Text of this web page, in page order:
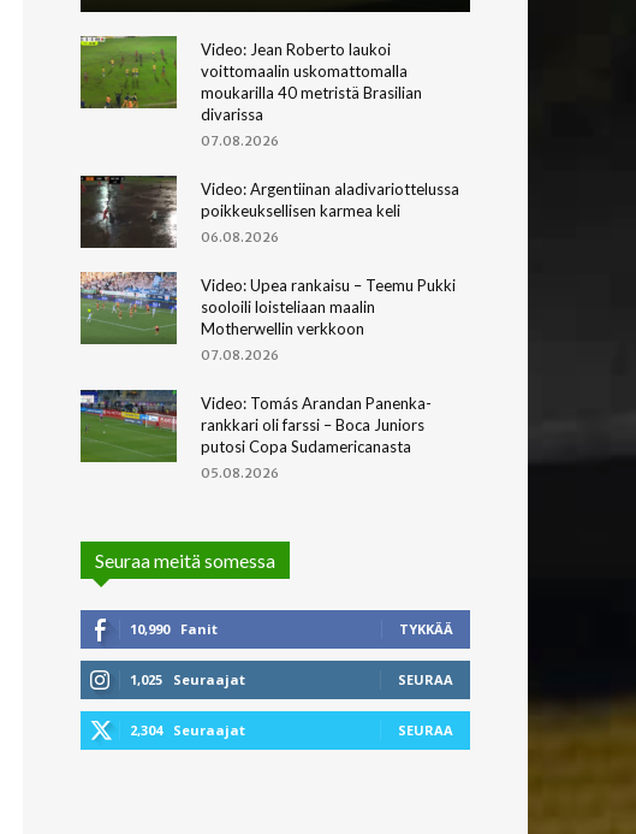
Video: Jean Roberto laukoi
voittomaalin uskomattomalla
moukarilla 40 metristä Brasilian
divarissa
07.08.2026
Video: Argentiinan aladivariottelussa
poikkeuksellisen karmea keli
06.08.2026
Video: Upea rankaisu – Teemu Pukki
sooloili loisteliaan maalin
Motherwellin verkkoon
07.08.2026
Video: Tomás Arandan Panenka-
rankkari oli farssi – Boca Juniors
putosi Copa Sudamericanasta
05.08.2026
Seuraa meitä somessa
10,990 Fanit TYKKÄÄ
1,025 Seuraajat SEURAA
2,304 Seuraajat SEURAA